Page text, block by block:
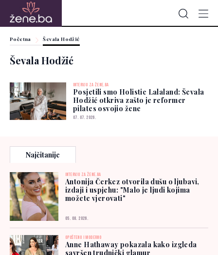
Početna Ševala Hodžić
Ševala Hodžić
INTERVJU ZA ŽENE.BA
Posjetili smo Holistic Lalaland: Ševala
Hodžić otkriva zašto je reformer
pilates osvojio žene
07. 07. 2026.
Najčitanije
INTERVJU ZA ŽENE.BA
Antonija Čerkez otvorila dušu o ljubavi,
izdaji i uspjehu: "Malo je ljudi kojima
možete vjerovati"
05. 08. 2026.
OPUŠTENO I MODERNO
Anne Hathaway pokazala kako izgleda
savršen trudnički glamur